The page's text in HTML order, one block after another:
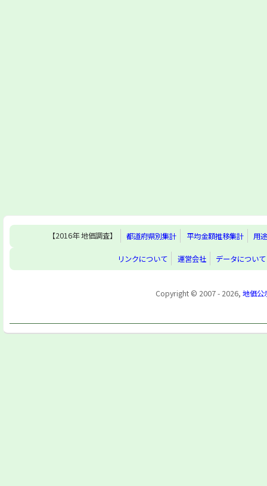
【2016年 地価調査】 都道府県別集計 平均金額推移集計 用
リンクについて 運営会社 データについて
Copyright © 2007 - 2026, 地価公